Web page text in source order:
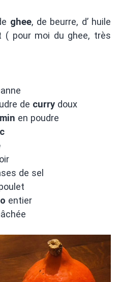
ghee, de beurre, d’ huile
( pour moi du ghee, très
de curry doux
en poudre
de sel
entier